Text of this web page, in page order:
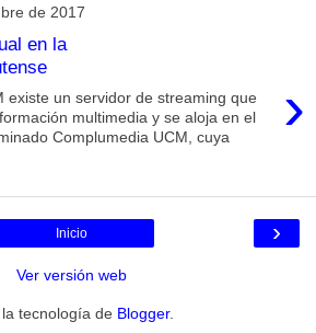
de 2017
en la
›
existe un servidor de streaming que
multimedia y se aloja en el
Complumedia UCM, cuya
›
Inicio
Ver versión web
tecnología de Blogger.